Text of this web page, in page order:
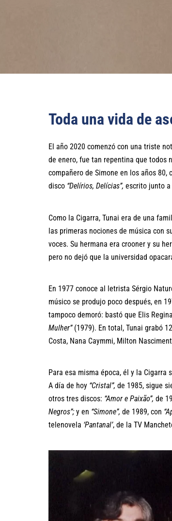
Toda una vida de
El año 2020 comenzó con una triste
de enero, fue tan repentina que todos
compañero de Simone en los años 80,
disco “Delírios, Delícias”, escrito junto a
Como la Cigarra, Tunai era de una
las primeras nociones de música con
voces. Su hermana era crooner y su
pero no dejó que la universidad
En 1977 conoce al letrista Sérgio
músico se produjo poco después, en
tampoco demoró: bastó que Elis
Mulher”(1979). En total, Tunai grabó
Costa, Nana Caymmi, Milton
Para esa misma época, él y la
A día de hoy “Cristal”, de 1985, sigue
otros tres discos: “Amor e Paixão”, de
Negros”; y en “Simone”, de 1989, con
telenovela ‘Pantanal’, de la TV